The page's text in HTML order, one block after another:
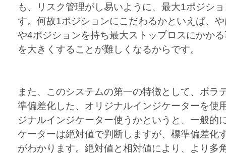
も、リスク管理がし易いように、最大1ポジシ
す。何故1ポジションにこだわるかといえば、
や4ポジションを持ち最大ストップロスにかか
を大きくすることが難しくなるからです。
また、このシステムの第一の特徴として、ボラ
準偏差化した、オリジナルインジケーターを使
ジナルインジケーター使うかというと、一般的
ケーターは絶対値で判断しますが、標準偏差化
がわかります。絶対値と相対値により、より多